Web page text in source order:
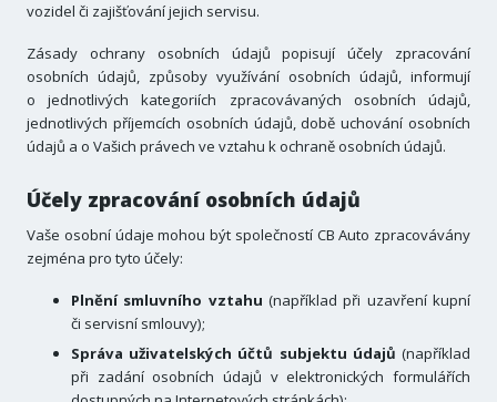
vozidel či zajišťování jejich servisu.
Zásady ochrany osobních údajů popisují účely zpracování
osobních údajů, způsoby využívání osobních údajů, informují
o jednotlivých kategoriích zpracovávaných osobních údajů,
jednotlivých příjemcích osobních údajů, době uchování osobních
údajů a o Vašich právech ve vztahu k ochraně osobních údajů.
Účely zpracování osobních údajů
Vaše osobní údaje mohou být společností CB Auto zpracovávány
zejména pro tyto účely:
Plnění smluvního vztahu (například při uzavření kupní
či servisní smlouvy);
Správa uživatelských účtů subjektu údajů (například
při zadání osobních údajů v elektronických formulářích